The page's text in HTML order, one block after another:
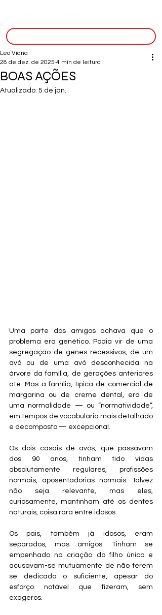
BOAS AÇÕES
Leo Viana
28 de dez. de 2025 4 min de leitura
Atualizado: 5 de jan.
Uma parte dos amigos achava que o
problema era genético. Podia vir de uma
segregação de genes recessivos, de um
avô ou de uma avó desconhecida na
árvore da família, de gerações anteriores
até. Mas a família, típica de comercial de
margarina ou de creme dental, era de
uma normalidade — ou “normatividade”,
em tempos de vocabulário mais detalhado
e decomposto — excepcional.
Os dois casais de avós, que passavam
dos 90 anos, tinham tido vidas
absolutamente regulares, profissões
normais, aposentadorias normais. Talvez
não seja relevante, mas eles,
curiosamente, mantinham até os dentes
naturais, coisa rara entre idosos.
Os pais, também já idosos, eram
separados, mas amigos. Tinham se
empenhado na criação do filho único e
acusavam-se mutuamente de não terem
se dedicado o suficiente, apesar do
esforço notável que fizeram, sem
exageros.